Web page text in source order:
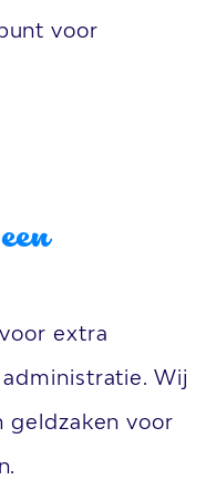
voor
extra
Wij
geldzaken voor